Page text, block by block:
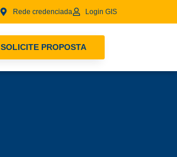
Rede credenciada Login GIS
SOLICITE PROPOSTA